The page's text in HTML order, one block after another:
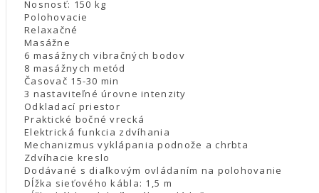
Nosnosť: 150 kg
Polohovacie
Relaxačné
Masážne
6 masážnych vibračných bodov
8 masážnych metód
Časovač 15-30 min
3 nastaviteľné úrovne intenzity
Odkladací priestor
Praktické bočné vrecká
Elektrická funkcia zdvíhania
Mechanizmus vyklápania podnože a chrbta
Zdvíhacie kreslo
Dodávané s diaľkovým ovládaním na polohovanie
Dĺžka sieťového kábla: 1,5 m